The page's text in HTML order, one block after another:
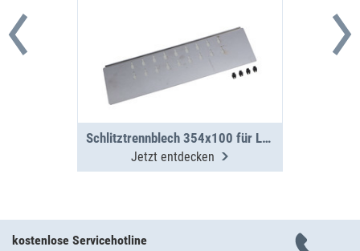
Schlitztrennblech 354x100 für L-BOXX 136 G4
Jetzt entdecken
kostenlose Servicehotline